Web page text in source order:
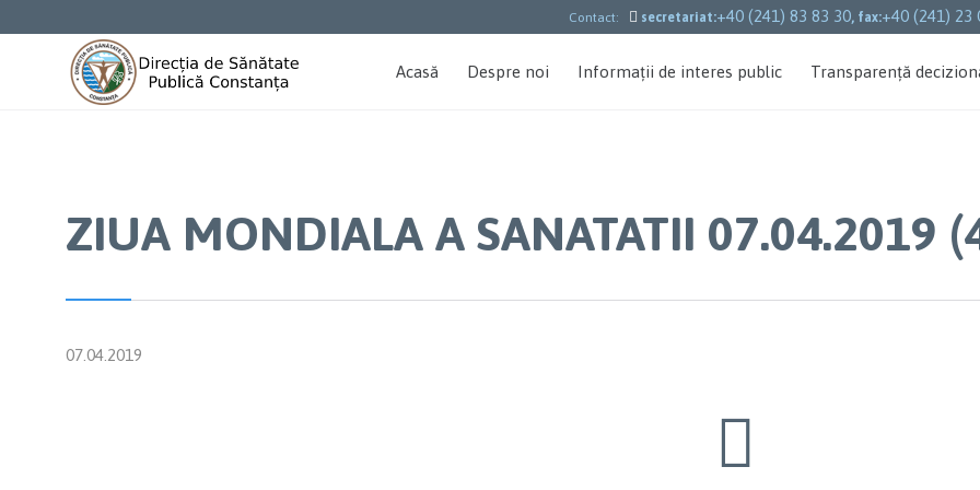
Contact:  secretariat:+40 (241) 83 83 30, fax:+40 (241) 23
Acasă Despre noi Informații de interes public Transparență
ZIUA MONDIALA A SANATATII 07.04.2019
07.04.2019
